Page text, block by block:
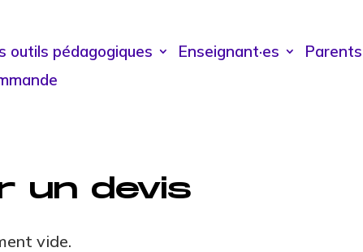
outils pédagogiques Enseignant·es Parents
un devis
vide.